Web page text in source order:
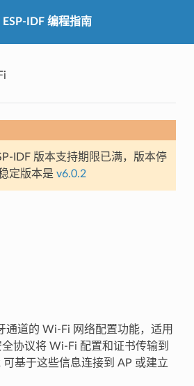
ESP-IDF 编程指南
IDF 版本支持期限已满，版本停
定版本是 v6.0.2
通道的 Wi-Fi 网络配置功能，适用
协议将 Wi-Fi 配置和证书传输到
可基于这些信息连接到 AP 或建立